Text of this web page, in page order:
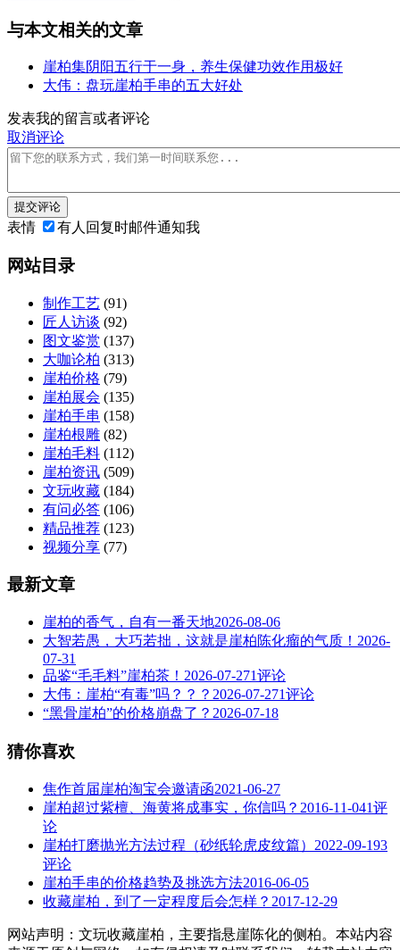
与本文相关的文章
崖柏集阴阳五行于一身，养生保健功效作用极好
大伟：盘玩崖柏手串的五大好处
发表我的留言或者评论
取消评论
提交评论
表情 有人回复时邮件通知我
网站目录
制作工艺 (91)
匠人访谈 (92)
图文鉴赏 (137)
大咖论柏 (313)
崖柏价格 (79)
崖柏展会 (135)
崖柏手串 (158)
崖柏根雕 (82)
崖柏毛料 (112)
崖柏资讯 (509)
文玩收藏 (184)
有问必答 (106)
精品推荐 (123)
视频分享 (77)
最新文章
崖柏的香气，自有一番天地2026-08-06
大智若愚，大巧若拙，这就是崖柏陈化瘤的气质！ 2026-
07-31
品鉴“毛毛料”崖柏茶！ 2026-07-271评论
大伟：崖柏“有毒”吗？？？ 2026-07-271评论
“黑骨崖柏”的价格崩盘了？ 2026-07-18
猜你喜欢
焦作首届崖柏淘宝会邀请函2021-06-27
崖柏超过紫檀、海黄将成事实，你信吗？ 2016-11-041评
论
崖柏打磨抛光方法过程（砂纸轮虎皮纹篇） 2022-09-193
评论
崖柏手串的价格趋势及挑选方法2016-06-05
收藏崖柏，到了一定程度后会怎样？ 2017-12-29
网站声明：文玩收藏崖柏，主要指悬崖陈化的侧柏。本站内容